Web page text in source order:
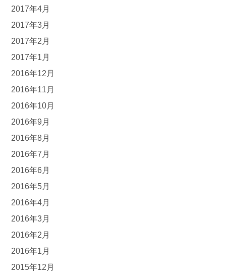
2017年4月
2017年3月
2017年2月
2017年1月
2016年12月
2016年11月
2016年10月
2016年9月
2016年8月
2016年7月
2016年6月
2016年5月
2016年4月
2016年3月
2016年2月
2016年1月
2015年12月